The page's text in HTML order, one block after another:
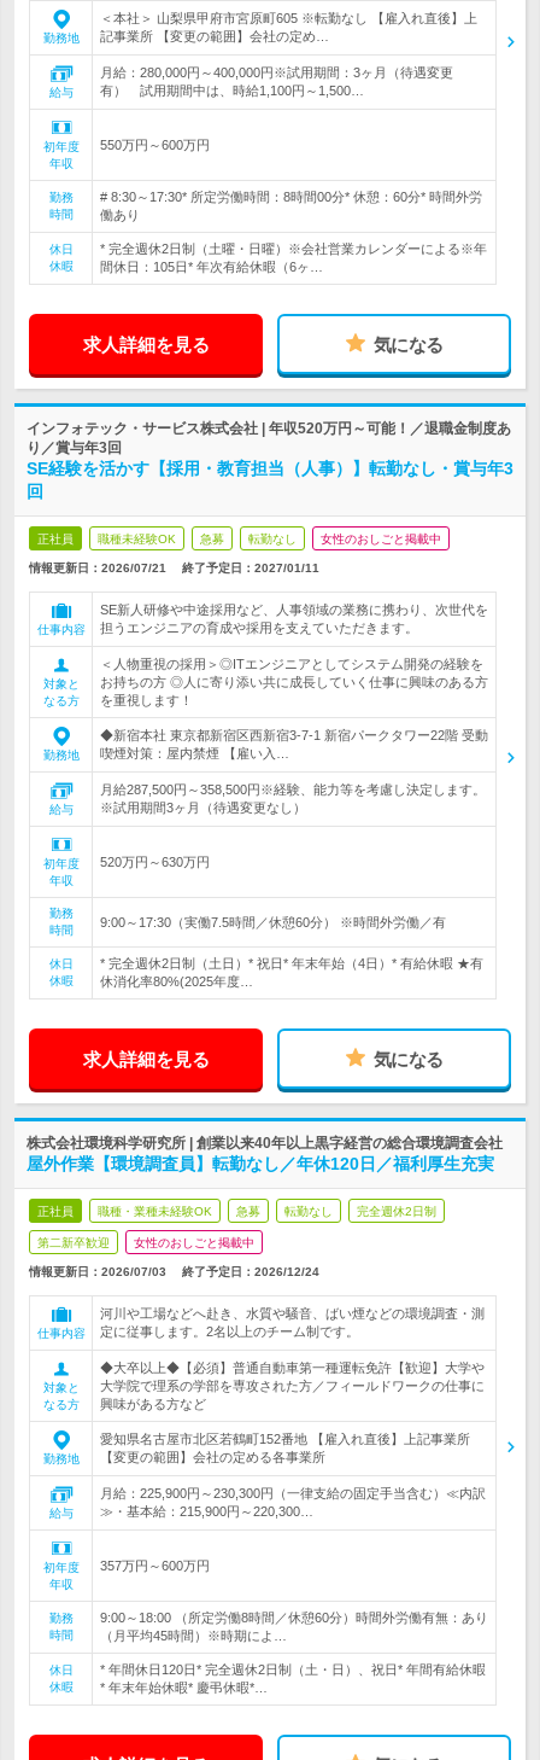
勤務地
＜本社＞ 山梨県甲府市宮原町605 ※転勤なし 【雇入れ直後】上
記事業所 【変更の範囲】会社の定め…
給与
月給：280,000円～400,000円※試用期間：3ヶ月（待遇変更
有） 試用期間中は、時給1,100円～1,500…
初年度
年収
550万円～600万円
勤務
時間
# 8:30～17:30* 所定労働時間：8時間00分* 休憩：60分* 時間外労
働あり
休日
休暇
* 完全週休2日制（土曜・日曜）※会社営業カレンダーによる※年
間休日：105日* 年次有給休暇（6ヶ…
求人詳細を見る 気になる
インフォテック・サービス株式会社 | 年収520万円～可能！／退職金制度あ
り／賞与年3回
SE経験を活かす【採用・教育担当（人事）】転勤なし・賞与年3
回
正社員 職種未経験OK 急募 転勤なし 女性のおしごと掲載中
情報更新日：2026/07/21 終了予定日： 2027/01/11
仕事内容
SE新人研修や中途採用など、人事領域の業務に携わり、次世代を
担うエンジニアの育成や採用を支えていただきます。
対象と
なる方
＜人物重視の採用＞◎ITエンジニアとしてシステム開発の経験を
お持ちの方 ◎人に寄り添い共に成長していく仕事に興味のある方
を重視します！
勤務地
◆新宿本社 東京都新宿区西新宿3-7-1 新宿パークタワー22階 受動
喫煙対策：屋内禁煙 【雇い入…
給与
月給287,500円～358,500円※経験、能力等を考慮し決定します。
※試用期間3ヶ月（待遇変更なし）
初年度
年収
520万円～630万円
勤務
時間
9:00～17:30（実働7.5時間／休憩60分） ※時間外労働／有
休日
休暇
* 完全週休2日制（土日）* 祝日* 年末年始（4日）* 有給休暇 ★有
休消化率80%(2025年度…
求人詳細を見る 気になる
株式会社環境科学研究所 | 創業以来40年以上黒字経営の総合環境調査会社
屋外作業【環境調査員】転勤なし／年休120日／福利厚生充実
正社員 職種・業種未経験OK 急募 転勤なし 完全週休2日制
第二新卒歓迎 女性のおしごと掲載中
情報更新日：2026/07/03 終了予定日： 2026/12/24
仕事内容
河川や工場などへ赴き、水質や騒音、ばい煙などの環境調査・測
定に従事します。2名以上のチーム制です。
対象と
なる方
◆大卒以上◆【必須】普通自動車第一種運転免許【歓迎】大学や
大学院で理系の学部を専攻された方／フィールドワークの仕事に
興味がある方など
勤務地
愛知県名古屋市北区若鶴町152番地 【雇入れ直後】上記事業所
【変更の範囲】会社の定める各事業所
給与
月給：225,900円～230,300円（一律支給の固定手当含む）≪内訳
≫・基本給：215,900円～220,300…
初年度
年収
357万円～600万円
勤務
時間
9:00～18:00 （所定労働8時間／休憩60分）時間外労働有無：あり
（月平均45時間）※時期によ…
休日
休暇
* 年間休日120日* 完全週休2日制（土・日）、祝日* 年間有給休暇
* 年末年始休暇* 慶弔休暇*…